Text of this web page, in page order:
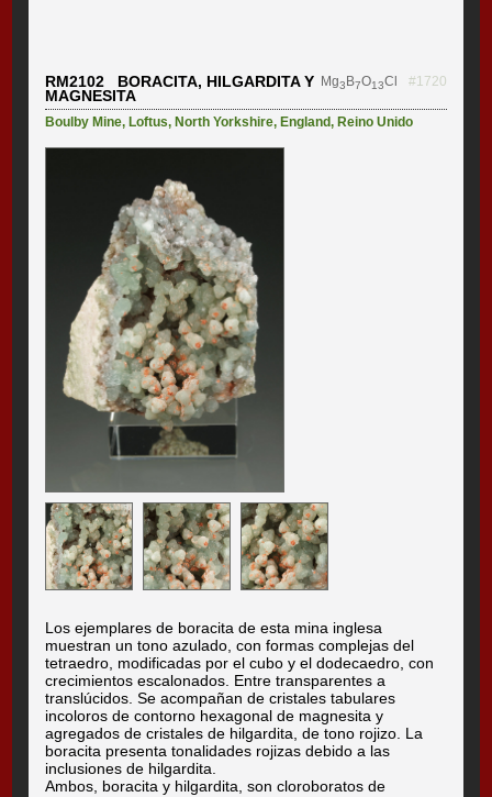
RM2102 BORACITA, HILGARDITA Y
MAGNESITA
Mg3 B7O13Cl #1720
Boulby Mine, Loftus, North Yorkshire, England, Reino Unido
Los ejemplares de boracita de esta mina inglesa
muestran un tono azulado, con formas complejas del
tetraedro, modificadas por el cubo y el dodecaedro, con
crecimientos escalonados. Entre transparentes a
translúcidos. Se acompañan de cristales tabulares
incoloros de contorno hexagonal de magnesita y
agregados de cristales de hilgardita, de tono rojizo. La
boracita presenta tonalidades rojizas debido a las
inclusiones de hilgardita.
Ambos, boracita y hilgardita, son cloroboratos de